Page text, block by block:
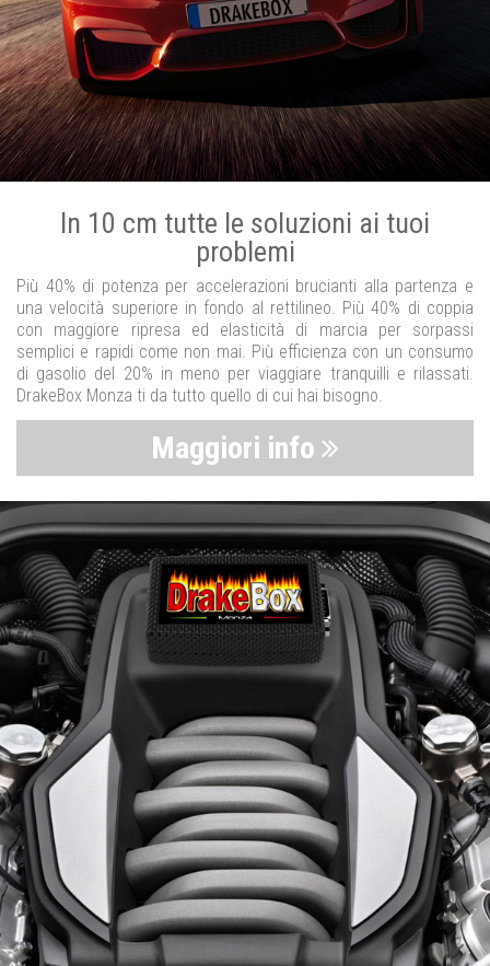
In 10 cm tutte le soluzioni ai tuoi
problemi
Più 40% di potenza per accelerazioni brucianti alla partenza e
una velocità superiore in fondo al rettilineo. Più 40% di coppia
con maggiore ripresa ed elasticità di marcia per sorpassi
semplici e rapidi come non mai. Più efficienza con un consumo
di gasolio del 20% in meno per viaggiare tranquilli e rilassati.
DrakeBox Monza ti da tutto quello di cui hai bisogno.
Maggiori info